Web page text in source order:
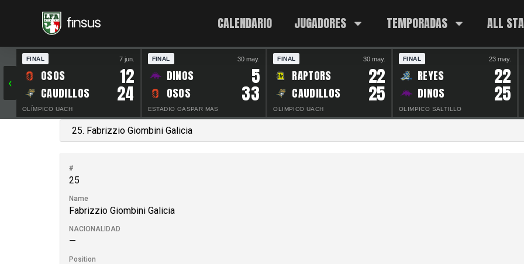
CALENDARIO JUGADORES TEMPORADAS ALL
‹
FINAL 7 jun.
OSOS 12
CAUDILLOS 24
OLÍMPICO UACH
FINAL 30 may.
DINOS 5
OSOS 33
ESTADIO GASPAR MAS
FINAL 30 may.
RAPTORS 22
CAUDILLOS 25
OLIMPICO UACH
FINAL 23 may.
REYES 22
DINOS 25
OLIMPICO SALTILLO
#
25
Name
Fabrizzio Giombini Galicia
NACIONALIDAD
—
Position